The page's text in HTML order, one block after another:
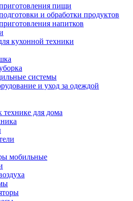
пищи
и обработки продуктов
напитков
кухонной техники
системы
и уход за одеждой
технике для дома
мобильные